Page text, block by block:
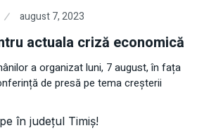
august 7, 2023
actuala criză economică
a organizat luni, 7 august, în fața
de presă pe tema creșterii